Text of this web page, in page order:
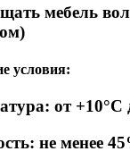
мебель
условия:
от +10°C
не менее